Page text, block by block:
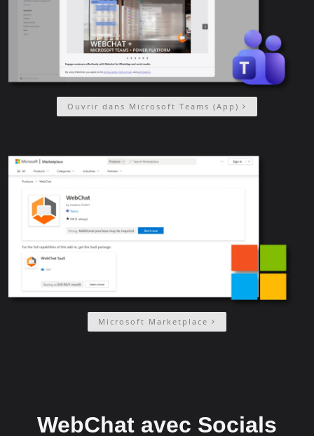
Ouvrir dans Microsoft Teams (App)
Microsoft Marketplace
WebChat avec Socials